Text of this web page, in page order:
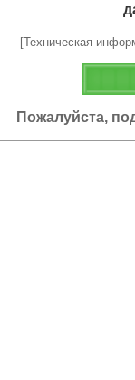
[Техническая
Пожалуйста,